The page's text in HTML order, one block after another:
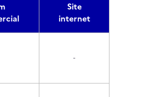
Site
internet
-